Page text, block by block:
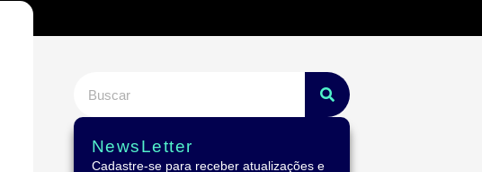
NewsLetter
Cadastre-se para receber atualizações e